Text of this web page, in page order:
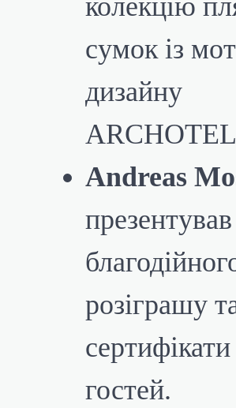
колекцію
сумок із
дизайну
Andreas
розіграшу
гостей.